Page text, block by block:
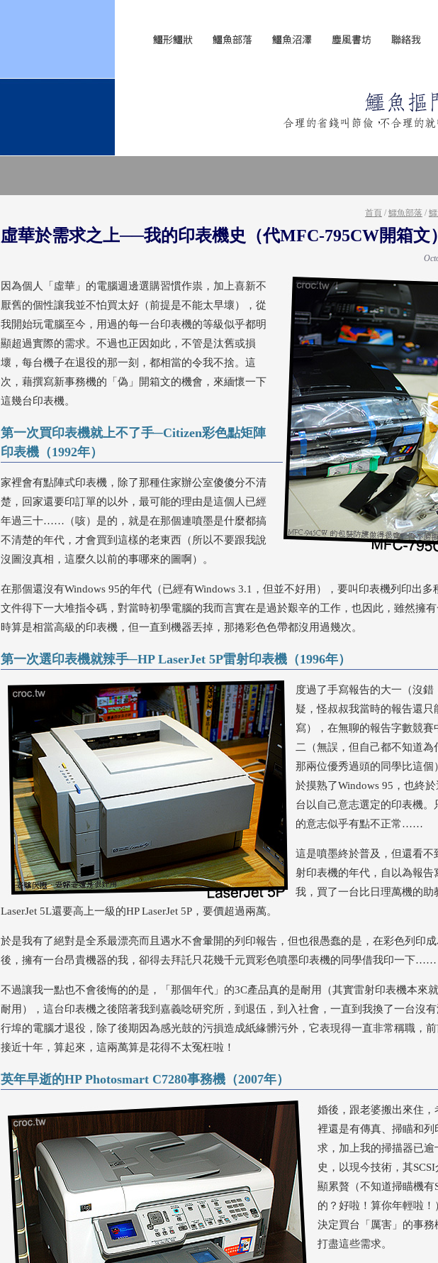
首頁 / 鱷魚部落 /
虛華於需求之上──我的印表機史（代MFC-795CW開箱文）
因為個人「虛華」的電腦週邊選購習慣作祟，加上喜新不
厭舊的個性讓我並不怕買太好（前提是不能太早壞），從
我開始玩電腦至今，用過的每一台印表機的等級似乎都明
顯超過實際的需求。不過也正因如此，不管是汰舊或損
壞，每台機子在退役的那一刻，都相當的令我不捨。這
次，藉撰寫新事務機的「偽」開箱文的機會，來緬懷一下
這幾台印表機。
第一次買印表機就上不了手─Citizen彩色點矩陣
印表機（1992年）
家裡會有點陣式印表機，除了那種住家辦公室傻傻分不清
楚，回家還要印訂單的以外，最可能的理由是這個人已經
年過三十……（咳）是的，就是在那個連噴墨是什麼都搞
不清楚的年代，才會買到這樣的老東西（所以不要跟我說
沒圖沒真相，這麼久以前的事哪來的圖啊）。
在那個還沒有Windows 95的年代（已經有Windows 3.1，但並不好用），要叫印表機列印出多
文件得下一大堆指令碼，對當時初學電腦的我而言實在是過於艱辛的工作，也因此，雖然擁
時算是相當高級的印表機，但一直到機器丟掉，那捲彩色色帶都沒用過幾次。
第一次選印表機就辣手─HP LaserJet 5P雷射印表機（1996年）
度過了手寫報告的大一（沒錯
疑，怪叔叔我當時的報告還只
寫），在無聊的報告字數競賽
二（無誤，但自己都不知道為
那兩位優秀過頭的同學比這個
於摸熟了Windows 95，也終
台以自己意志選定的印表機。
的意志似乎有點不正常……
這是噴墨終於普及，但還看不
射印表機的年代，自以為報告
我，買了一台比日理萬機的助
LaserJet 5L還要高上一級的HP LaserJet 5P，要價超過兩萬。
於是我有了絕對是全系最漂亮而且遇水不會暈開的列印報告，但也很愚蠢的是，在彩色列印
後，擁有一台昂貴機器的我，卻得去拜託只花幾千元買彩色噴墨印表機的同學借我印一下……
不過讓我一點也不會後悔的的是，「那個年代」的3C產品真的是耐用（其實雷射印表機本來
耐用），這台印表機之後陪著我到嘉義唸研究所，到退伍，到入社會，一直到我換了一台沒
行埠的電腦才退役，除了後期因為感光鼓的污損造成紙緣髒污外，它表現得一直非常稱職，
接近十年，算起來，這兩萬算是花得不太冤枉啦！
英年早逝的HP Photosmart C7280事務機（2007年）
婚後，跟老婆搬出來住，
裡還是有傳真、掃瞄和列
求，加上我的掃描器已逾
史，以現今技術，其
顯累贅（不知道掃瞄機有
的？好啦！算你年輕啦！
決定買台「厲害」的事務
打盡這些需求。